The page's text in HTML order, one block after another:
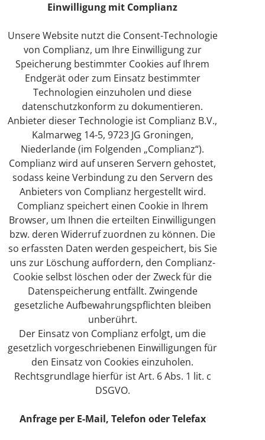
Einwilligung mit Complianz
Unsere Website nutzt die Consent-Technologie
von Complianz, um Ihre Einwilligung zur
Speicherung bestimmter Cookies auf Ihrem
Endgerät oder zum Einsatz bestimmter
Technologien einzuholen und diese
datenschutzkonform zu dokumentieren.
Anbieter dieser Technologie ist Complianz B.V.,
Kalmarweg 14-5, 9723 JG Groningen,
Niederlande (im Folgenden „Complianz“).
Complianz wird auf unseren Servern gehostet,
sodass keine Verbindung zu den Servern des
Anbieters von Complianz hergestellt wird.
Complianz speichert einen Cookie in Ihrem
Browser, um Ihnen die erteilten Einwilligungen
bzw. deren Widerruf zuordnen zu können. Die
so erfassten Daten werden gespeichert, bis Sie
uns zur Löschung auffordern, den Complianz-
Cookie selbst löschen oder der Zweck für die
Datenspeicherung entfällt. Zwingende
gesetzliche Aufbewahrungspflichten bleiben
unberührt.
Der Einsatz von Complianz erfolgt, um die
gesetzlich vorgeschriebenen Einwilligungen für
den Einsatz von Cookies einzuholen.
Rechtsgrundlage hierfür ist Art. 6 Abs. 1 lit. c
DSGVO.
Anfrage per E-Mail, Telefon oder Telefax